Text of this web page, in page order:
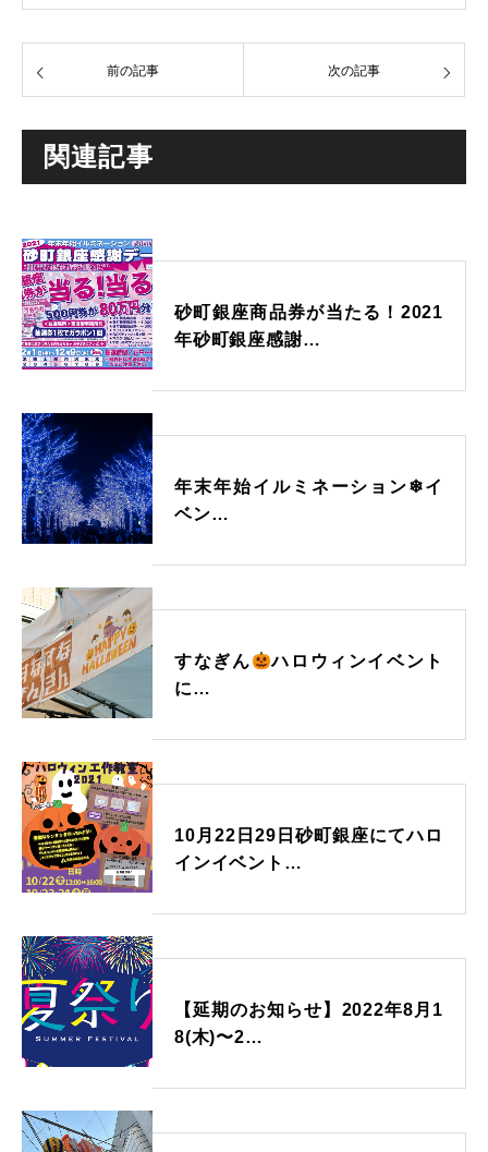
前の記事 次の記事
関連記事
砂町銀座商品券が当たる！2021
年砂町銀座感謝…
年末年始イルミネーション❄イ
ベン…
すなぎん
ハロウィンイベント
に…
10月22日29日砂町銀座にてハロ
インイベント…
【延期のお知らせ】2022年8月1
8(木)〜2…